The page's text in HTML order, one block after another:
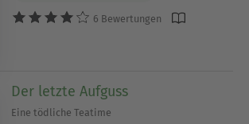
6 Bewertungen
Der letzte Aufguss
Eine tödliche Teatime